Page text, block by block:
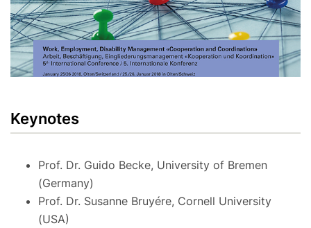
Keynotes
Prof. Dr. Guido Becke, University of Bremen
(Germany)
Prof. Dr. Susanne Bruyére, Cornell University
(USA)